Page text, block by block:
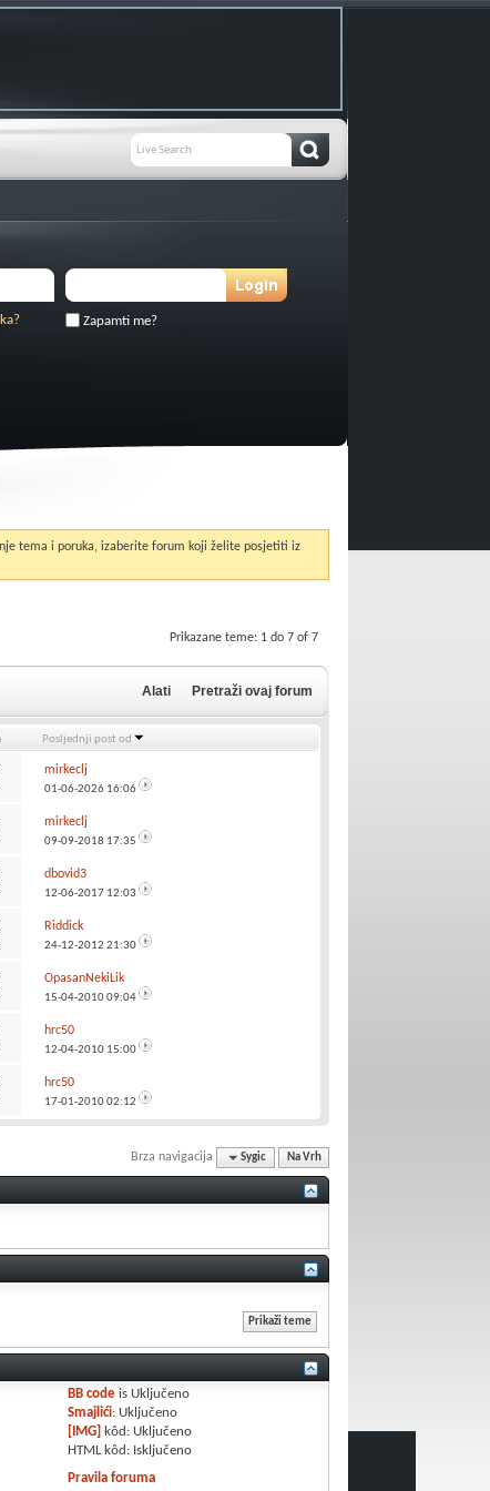
Zapamti me?
tema i poruka, izaberite forum koji želite posjetiti iz
Prikazane teme: 1 do 7 of 7
Alati Pretraži ovaj forum
Posljednji post od
mirkeclj
01-06-2026 16:06
mirkeclj
09-09-2018 17:35
dbovid3
12-06-2017 12:03
Riddick
24-12-2012 21:30
OpasanNekiLik
15-04-201009:04
hrc50
12-04-2010 15:00
hrc50
17-01-201002:12
Brza navigacija Sygic Na Vrh
BB code isUključeno
Smajlići: Uključeno
[IMG] kôd: Uključeno
HTML kôd: Isključeno
Pravila foruma